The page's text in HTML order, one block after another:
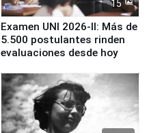
15
Examen UNI 2026-II: Más de
5.500 postulantes rinden
evaluaciones desde hoy